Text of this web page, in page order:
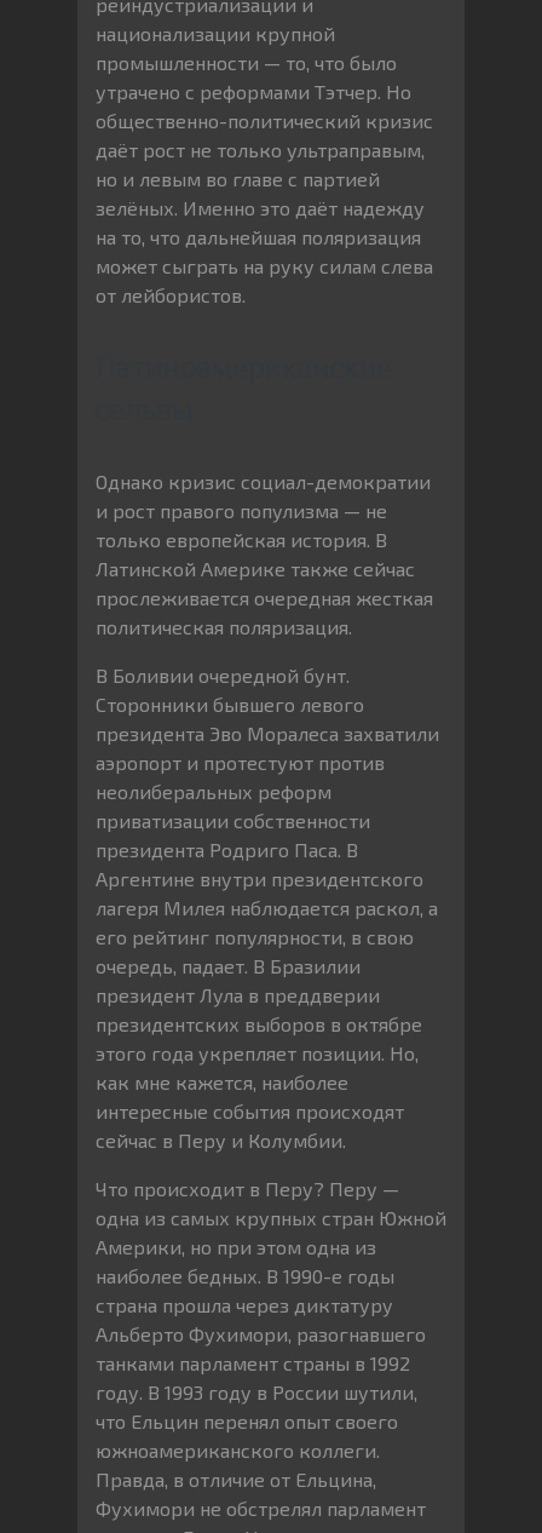
реиндустриализации и
национализации крупной
промышленности — то, что было
утрачено с реформами Тэтчер. Но
общественно-политический кризис
даёт рост не только ультраправым,
но и левым во главе с партией
зелёных. Именно это даёт надежду
на то, что дальнейшая поляризация
может сыграть на руку силам слева
от лейбористов.
Однако кризис социал-демократии
и рост правого популизма — не
только европейская история. В
Латинской Америке также сейчас
прослеживается очередная жесткая
политическая поляризация.
В Боливии очередной бунт.
Сторонники бывшего левого
президента Эво Моралеса захватили
аэропорт и протестуют против
неолиберальных реформ
приватизации собственности
президента Родриго Паса. В
Аргентине внутри президентского
лагеря Милея наблюдается раскол, а
его рейтинг популярности, в свою
очередь, падает. В Бразилии
президент Лула в преддверии
президентских выборов в октябре
этого года укрепляет позиции. Но,
как мне кажется, наиболее
интересные события происходят
сейчас в Перу и Колумбии.
Что происходит в Перу? Перу —
одна из самых крупных стран Южной
Америки, но при этом одна из
наиболее бедных. В 1990-е годы
страна прошла через диктатуру
Альберто Фухимори, разогнавшего
танками парламент страны в 1992
году. В 1993 году в России шутили,
что Ельцин перенял опыт своего
южноамериканского коллеги.
Правда, в отличие от Ельцина,
Фухимори не обстрелял парламент